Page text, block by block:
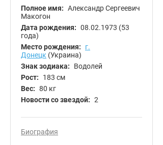
Полное имя: Александр Сергеевич
Макогон
Дата рождения: 08.02.1973 (53
года)
Место рождения:
г.
Донецк (Украина)
Знак зодиака:
Водолей
Рост:
183 см
Вес: 80 кг
Новости со звездой: 2
Биография